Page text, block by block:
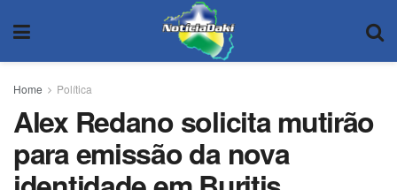
Home Política
Alex Redano solicita mutirão
para emissão da nova